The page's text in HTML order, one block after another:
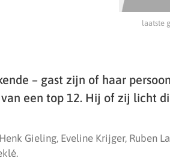
laatste
– gast zijn of haar
een top 12. Hij of zij licht
Gieling, Eveline Krijger, Ruben